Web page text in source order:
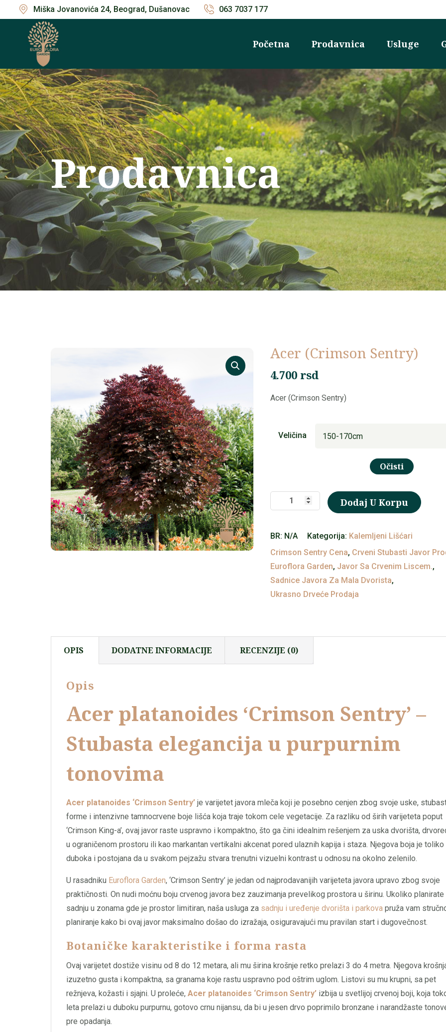
Miška Jovanovića 24, Beograd, Dušanovac 063 7037 177
Početna Prodavnica Usluge
Prodavnica
⁠Acer (Crimson Sentry)
4.700 rsd
⁠Acer (Crimson Sentry)
Veličina
Očisti
(Crimson
količina
Dodaj U Korpu
BR: N/A Kategorija: Kalemljeni Lišćari
Crimson Sentry Cena, Crveni Stubasti Javor
Euroflora Garden, Javor Sa Crvenim Liscem.,
Sadnice Javora Za Mala Dvorista,
Ukrasno Drveće Prodaja
OPIS DODATNE INFORMACIJE RECENZIJE (0)
Opis
Acer platanoides ‘Crimson Sentry’ –
Stubasta elegancija u purpurnim
tonovima
Acer platanoides ‘Crimson Sentry’ je varijetet javora mleča koji je posebno cenjen zbog svoje uske,
forme i intenzivne tamnocrvene boje lišća koja traje tokom cele vegetacije. Za razliku od širih varijeteta poput
‘Crimson King-a’, ovaj javor raste uspravno i kompaktno, što ga čini idealnim rešenjem za uska dvorišta,
u ograničenom prostoru ili kao markantan vertikalni akcenat pored ulaznih kapija i staza. Njegova boja je toliko
duboka i postojana da u svakom pejzažu stvara trenutni vizuelni kontrast u odnosu na okolno zelenilo.
U rasadniku Euroflora Garden, ‘Crimson Sentry’ je jedan od najprodavanijih varijeteta javora upravo zbog svoje
praktičnosti. On nudi moćnu boju crvenog javora bez zauzimanja prevelikog prostora u širinu. Ukoliko planirate
sadnju u zonama gde je prostor limitiran, naša usluga za sadnju i uređenje dvorišta i parkova pruža vam
planiranje kako bi ovaj javor maksimalno došao do izražaja, osiguravajući mu pravilan start i dugovečnost.
Botaničke karakteristike i forma rasta
Ovaj varijetet dostiže visinu od 8 do 12 metara, ali mu širina krošnje retko prelazi 3 do 4 metra. Njegova
izuzetno gusta i kompaktna, sa granama koje rastu uspravno pod oštrim uglom. Listovi su mu krupni, sa pet
režnjeva, kožasti i sjajni. U proleće, Acer platanoides ‘Crimson Sentry’ izbija u svetlijoj crvenoj boji, koja
leta prelazi u duboku purpurnu, gotovo crnu nijansu, da bi u jesen drvo poprimilo bronzane i narandžaste
pre opadanja.